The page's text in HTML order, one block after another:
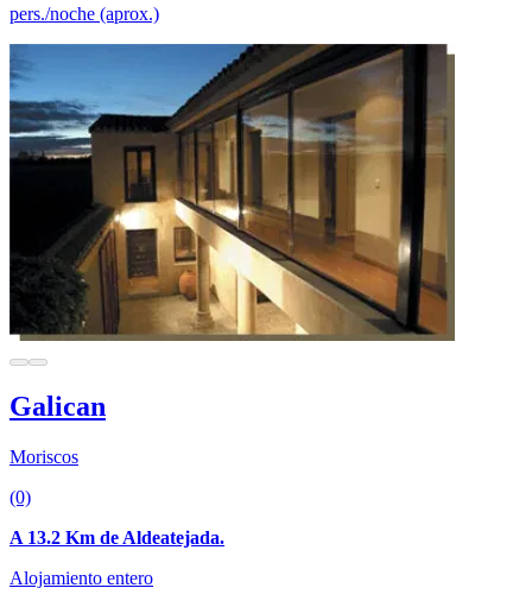
pers./noche (aprox.)
Galican
Moriscos
(0)
A 13.2 Km de Aldeatejada.
Alojamiento entero